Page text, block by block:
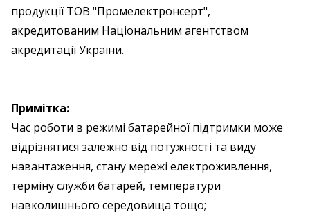
продукції ТОВ "Промелектронсерт",
акредитованим Національним агентством
акредитації України.
Примітка:
Час роботи в режимі батарейної підтримки може
відрізнятися залежно від потужності та виду
навантаження, стану мережі електроживлення,
терміну служби батарей, температури
навколишнього середовища тощо;